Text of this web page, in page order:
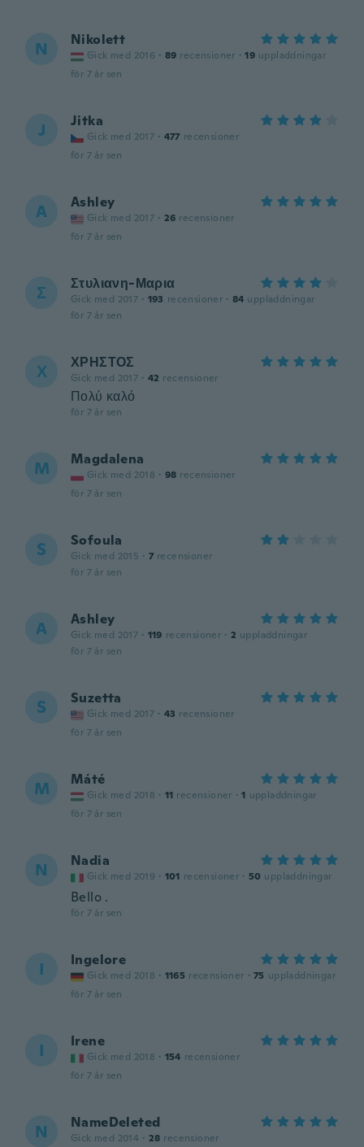
N Nikolett
Gick med 2016 · 89 recensioner · 19 uppladdningar
för 7 år sen
J Jitka
Gick med 2017 · 477 recensioner
för 7 år sen
A Ashley
Gick med 2017 · 26 recensioner
för 7 år sen
Σ Στυλιανη-Μαρια
Gick med 2017 · 193 recensioner · 84 uppladdningar
för 7 år sen
Χ ΧΡΗΣΤΟΣ
Gick med 2017 · 42 recensioner
Πολύ καλό
för 7 år sen
M Magdalena
Gick med 2018 · 98 recensioner
för 7 år sen
S Sofoula
Gick med 2015 · 7 recensioner
för 7 år sen
A Ashley
Gick med 2017 · 119 recensioner · 2 uppladdningar
för 7 år sen
S Suzetta
Gick med 2017 · 43 recensioner
för 7 år sen
M Máté
Gick med 2018 · 11 recensioner · 1 uppladdningar
för 7 år sen
N Nadia
Gick med 2019 · 101 recensioner · 50 uppladdningar
Bello .
för 7 år sen
I Ingelore
Gick med 2018 · 1165 recensioner · 75 uppladdningar
för 7 år sen
I Irene
Gick med 2018 · 154 recensioner
för 7 år sen
N NameDeleted
Gick med 2014 · 28 recensioner